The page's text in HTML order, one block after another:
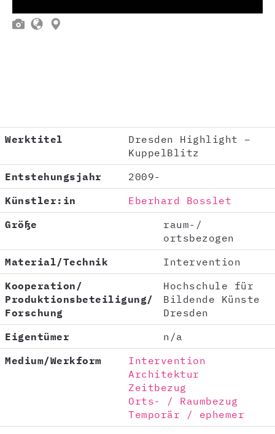
  
Werktitel
Dresden Highlight –
KuppelBlitz
Entstehungsjahr
2009-
Künstler:in
Eberhard Bosslet
Größe
raum-/
ortsbezogen
Material/Technik
Intervention
Kooperation/
Produktionsbeteiligung/
Forschung
Hochschule für
Bildende Künste
Dresden
Eigentümer
n/a
Medium/Werkform
Intervention
Architektur
Zeitbezug
Orts- / Raumbezug
Temporär / ephemer